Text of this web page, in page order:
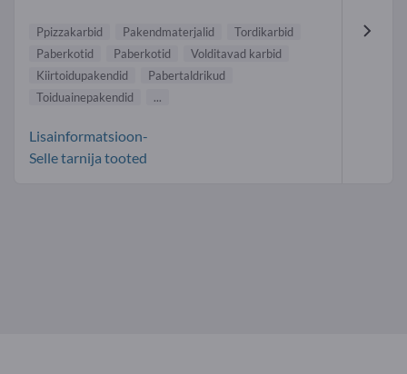
Ppizzakarbid Pakendmaterjalid
Tordikarbid
Paberkotid
Paberkotid
Volditavad karbid
Kiirtoidupakendid
Pabertaldrikud
Toiduainepakendid
...
Lisainformatsioon-
Selle tarnija tooted